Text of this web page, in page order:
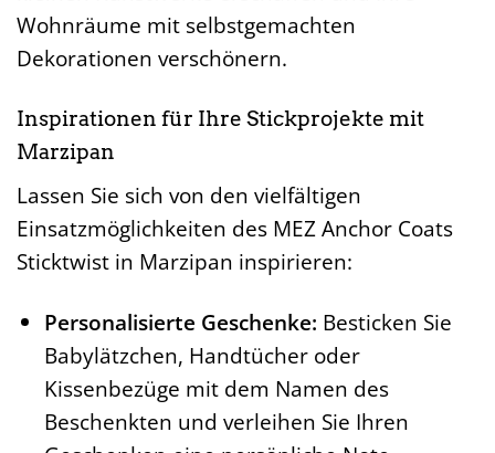
Wohnräume mit selbstgemachten
Dekorationen verschönern.
Inspirationen für Ihre Stickprojekte mit
Marzipan
Lassen Sie sich von den vielfältigen
Einsatzmöglichkeiten des MEZ Anchor Coats
Sticktwist in Marzipan inspirieren:
Personalisierte Geschenke: Besticken Sie
Babylätzchen, Handtücher oder
Kissenbezüge mit dem Namen des
Beschenkten und verleihen Sie Ihren